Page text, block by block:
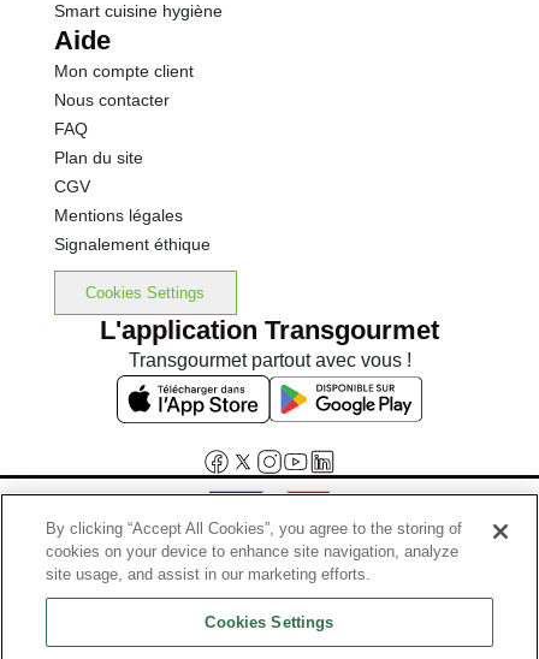
Smart cuisine hygiène
Aide
Mon compte client
Nous contacter
FAQ
Plan du site
CGV
Mentions légales
Signalement éthique
Cookies Settings
L'application Transgourmet
Transgourmet partout avec vous !
Interdiction de vente de boissons alcooliques aux mineurs de
moins de 18 ans
La preuve de majorité de l'acheteur est exigée au moment de la vente
By clicking “Accept All Cookies”, you agree to the storing of
cookies on your device to enhance site navigation, analyze
site usage, and assist in our marketing efforts.
Cookies Settings